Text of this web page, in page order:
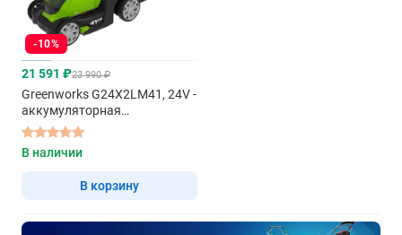
-10%
21 591 ₽23 990 ₽
Greenworks G24X2LM41, 24V -
аккумуляторная
газонокосилка
В наличии
В корзину